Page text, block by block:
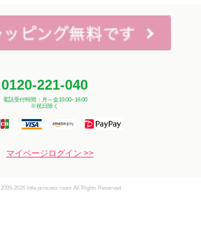
0120-221-040
電話受付時間：月～金10:00~16:00
※祝日除く
マイページログイン >>
2026 little princess room All Rights Reserved.